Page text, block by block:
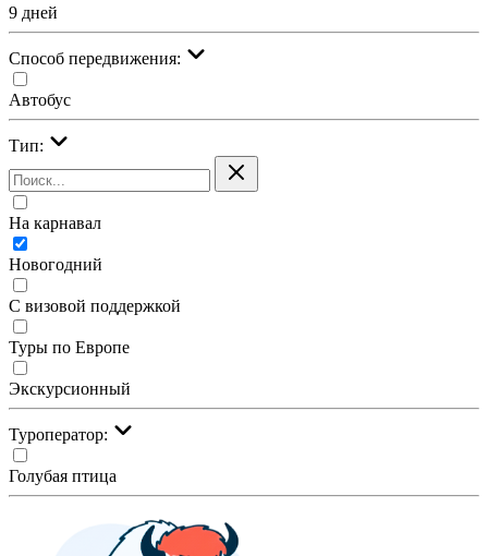
9 дней
Cпособ передвижения:
Автобус
Тип:
На карнавал
Новогодний
С визовой поддержкой
Туры по Европе
Экскурсионный
Туроператор:
Голубая птица